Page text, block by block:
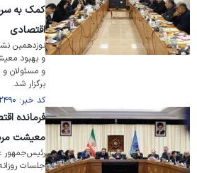
کمک به
اقتصادی
نوزدهمین
و بهبود
و مسئولان
برگزار شد.
کد خبر: ۱۸۲۴۹۰ تاریخ انتشار : ۱۴۰۵/۰۱/۳۰
فرمانده
معیشت
رئیس‌جمهور
جلسات